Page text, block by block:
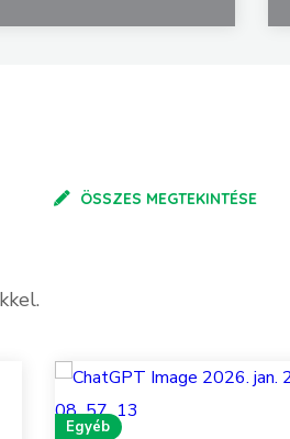
ÖSSZES MEGTEKINTÉSE
Egyéb